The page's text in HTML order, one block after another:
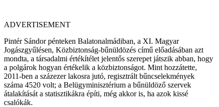
ADVERTISEMENT
Pintér Sándor pénteken Balatonalmádiban, a XI. Magyar
Jogászgyűlésen, Közbiztonság-bűnüldözés című előadásában azt
mondta, a társadalmi értékítélet jelentős szerepet játszik abban, hogy
a polgárok hogyan értékelik a közbiztonságot. Mint hozzátette,
2011-ben a százezer lakosra jutó, regisztrált bűncselekmények
száma 4520 volt; a Belügyminisztérium a bűnüldöző szervek
átalakítását a statisztikákra építi, még akkor is, ha azok kissé
csalókák.